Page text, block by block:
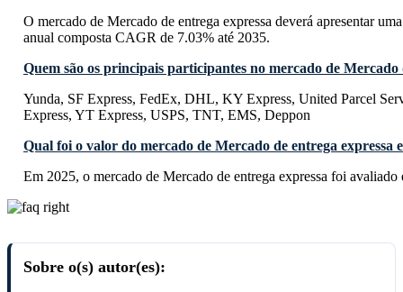
O mercado de Mercado de entrega expressa deverá apresentar
anual composta CAGR de 7.03% até 2035.
Quem são os principais participantes no mercado de Mercado
Yunda, SF Express, FedEx, DHL, KY Express, United Parcel
Express, YT Express, USPS, TNT, EMS, Deppon
Qual foi o valor do mercado de Mercado de entrega expressa
Em 2025, o mercado de Mercado de entrega expressa foi
Sobre o(s) autor(es):